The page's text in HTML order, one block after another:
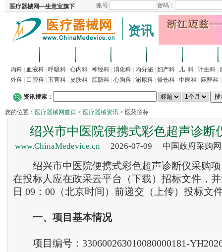
资讯
内科 血液科 呼吸科 心内科 神经科 消化科 内分泌 妇产科 儿 科 计生科
外科
口腔科 五官科 皮肤科 肛肠科 心胸科 泌尿科 骨伤科 中医科 麻醉科
资讯搜索：
您的位置： 医疗器械网首页 > 医疗器械资讯 > 医药招标
绍兴市中医院便携式彩色超声诊断
www.ChinaMedevice.cn2026-07-09 中国政府采购
绍兴市中医院便携式彩色超声诊断仪采购项
在投标人应在政采云平台（下载）招标文件，并
日 09：00（北京时间）前递交（上传）投标文
一、项目基本情况
项目编号：330600263010080000181-